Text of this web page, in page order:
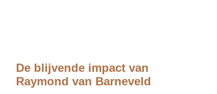
De blijvende impact van
Raymond van Barneveld